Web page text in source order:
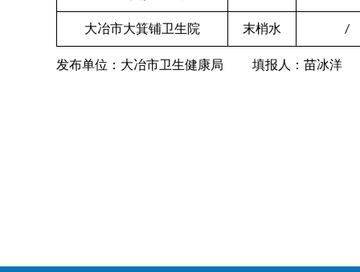
大冶市大箕铺卫生院 末梢水 /
发布单位：大冶市卫生健康局 填报人：苗冰洋